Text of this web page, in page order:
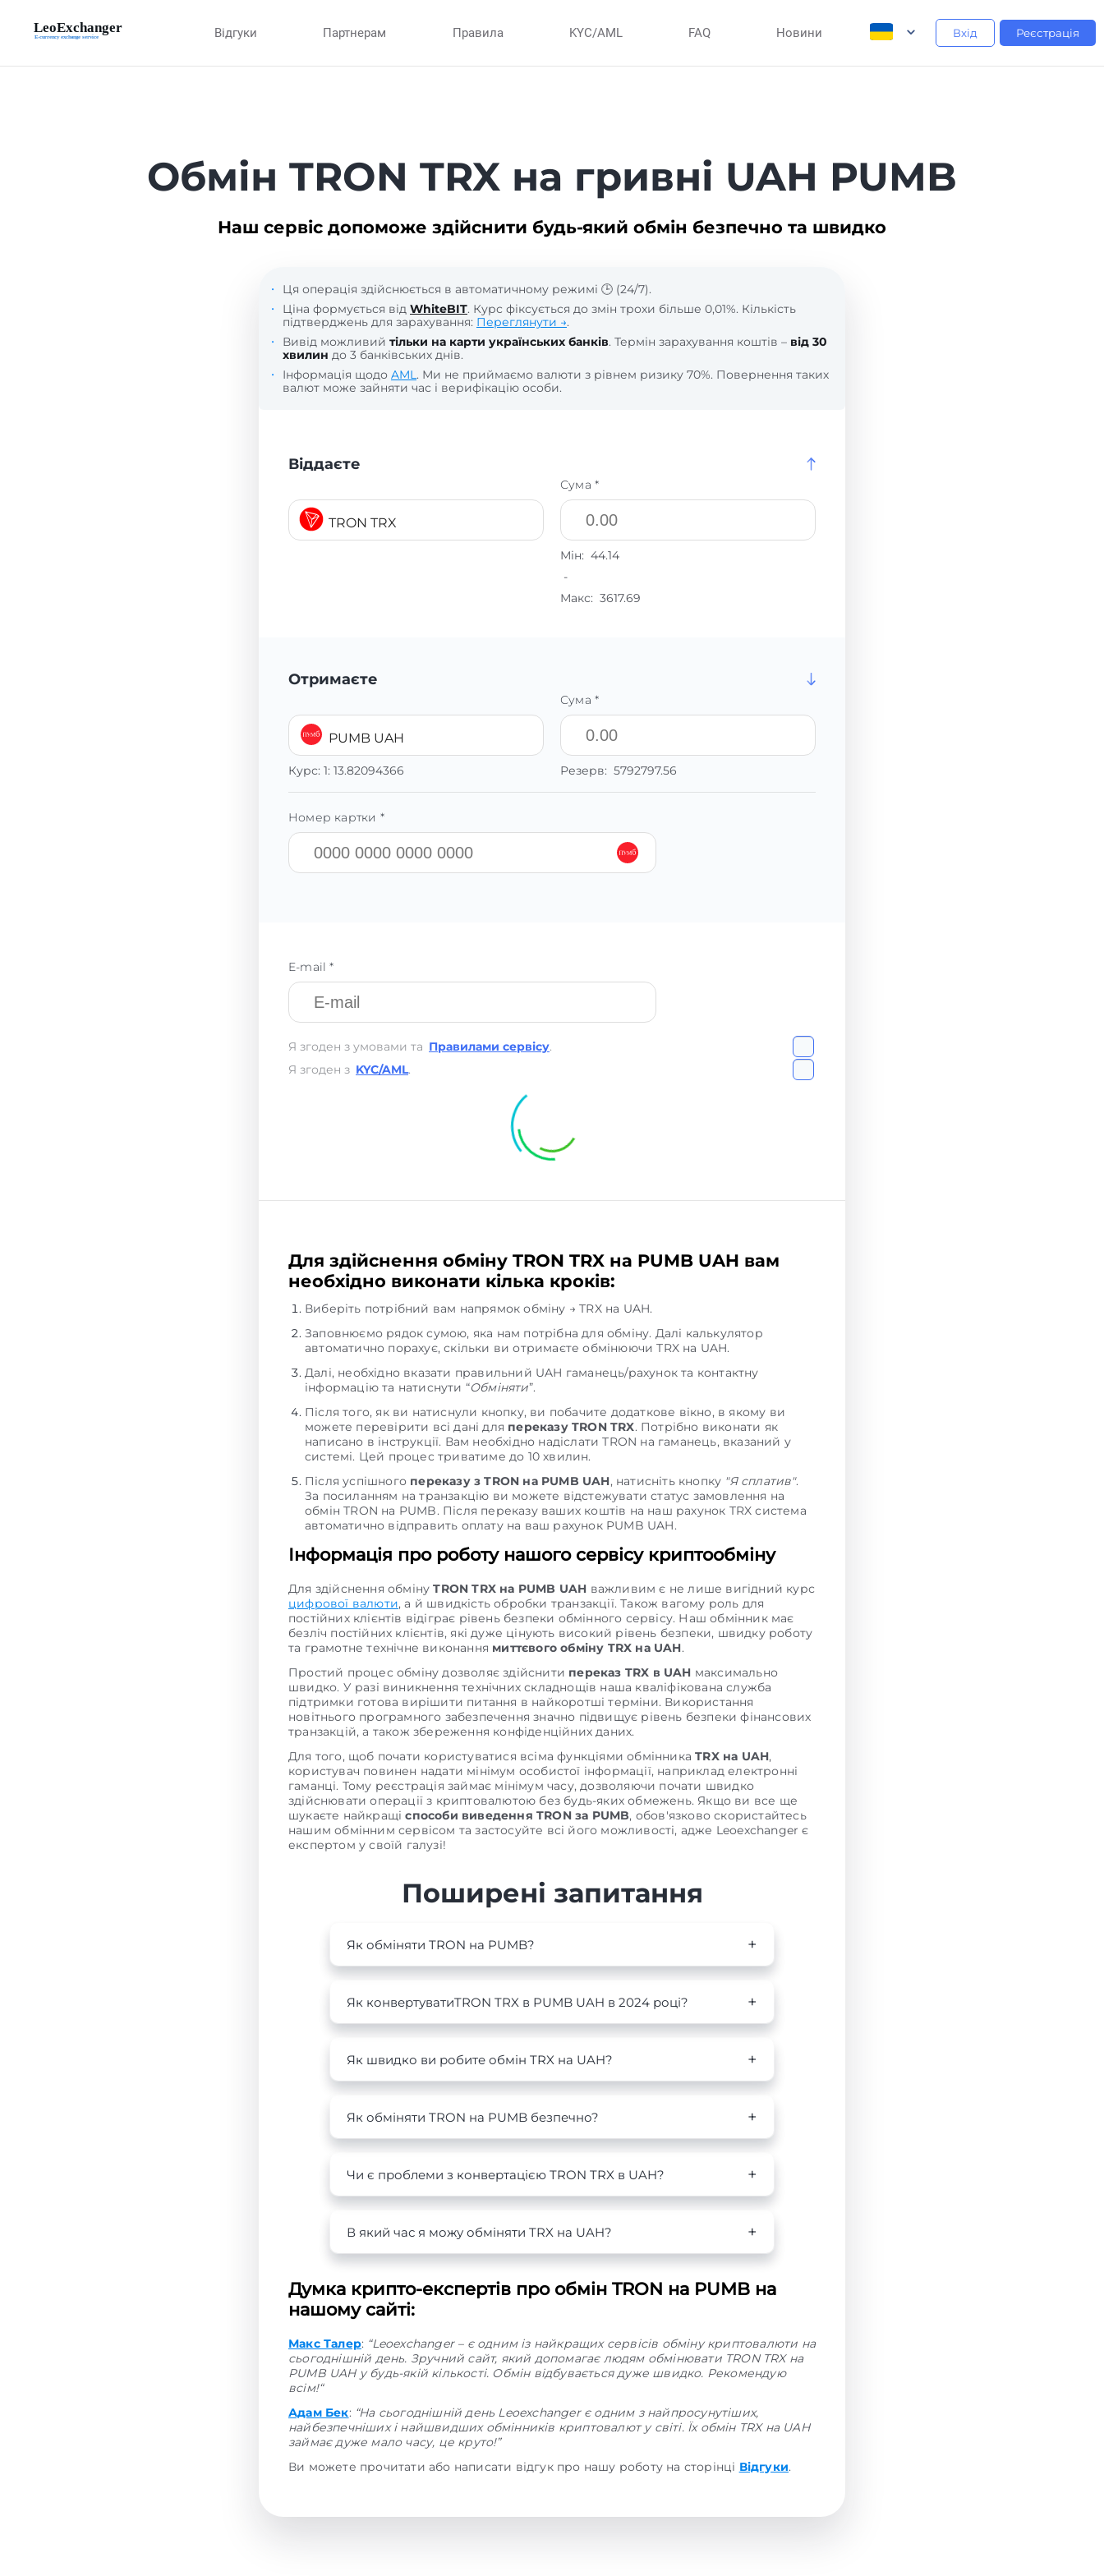
Відгуки Партнерам Правила KYC/AML FAQ Новини Вхід Реєстрація
Обмін TRON TRX на гривні UAH PUMB
Наш сервіс допоможе здійснити будь-який обмін безпечно та швидко
Ця операція здійснюється в автоматичному режимі 🕒 (24/7).
Ціна формується від WhiteBIT. Курс фіксується до змін трохи більше 0,01%. Кількість
підтверджень для зарахування: Переглянути →.
Вивід можливий тільки на карти українських банків. Термін зарахування коштів – від 30
хвилин до 3 банківських днів.
Інформація щодо AML. Ми не приймаємо валюти з рівнем ризику 70%. Повернення таких
валют може зайняти час і верифікацію особи.
Віддаєте
TRON TRX
Сума *
Мін: 44.14
-
Макс: 3617.69
Отримаєте
PUMB UAH
Курс: 1: 13.82094366
Сума *
Резерв: 5792797.56
Номер картки *
E-mail *
Я згоден з умовами та Правилами сервісу.
Я згоден з KYC/AML.
Для здійснення обміну TRON TRX на PUMB UAH вам
необхідно виконати кілька кроків:
Виберіть потрібний вам напрямок обміну → TRX на UAH.
Заповнюємо рядок сумою, яка нам потрібна для обміну. Далі калькулятор
автоматично порахує, скільки ви отримаєте обмінюючи TRX на UAH.
Далі, необхідно вказати правильний UAH гаманець/рахунок та контактну
інформацію та натиснути “Обміняти”.
Після того, як ви натиснули кнопку, ви побачите додаткове вікно, в якому ви
можете перевірити всі дані для переказу TRON TRX. Потрібно виконати як
написано в інструкції. Вам необхідно надіслати TRON на гаманець, вказаний у
системі. Цей процес триватиме до 10 хвилин.
Після успішного переказу з TRON на PUMB UAH, натисніть кнопку "Я сплатив".
За посиланням на транзакцію ви можете відстежувати статус замовлення на
обмін TRON на PUMB. Після переказу ваших коштів на наш рахунок TRX система
автоматично відправить оплату на ваш рахунок PUMB UAH.
Інформація про роботу нашого сервісу криптообміну
Для здійснення обмінуTRON TRX на PUMB UAH важливим є не лише вигідний курс
цифрової валюти, а й швидкість обробки транзакції. Також вагому роль для
постійних клієнтів відіграє рівень безпеки обмінного сервісу. Наш обмінник має
безліч постійних клієнтів, які дуже цінують високий рівень безпеки, швидку роботу
та грамотне технічне виконання миттєвого обміну TRX на UAH.
Простий процес обміну дозволяє здійснити переказ TRX в UAH максимально
швидко. У разі виникнення технічних складнощів наша кваліфікована служба
підтримки готова вирішити питання в найкоротші терміни. Використання
новітнього програмного забезпечення значно підвищує рівень безпеки фінансових
транзакцій, а також збереження конфіденційних даних.
Для того, щоб почати користуватися всіма функціями обмінникаTRX на UAH,
користувач повинен надати мінімум особистої інформації, наприклад електронні
гаманці. Тому реєстрація займає мінімум часу, дозволяючи почати швидко
здійснювати операції з криптовалютою без будь-яких обмежень. Якщо ви все ще
шукаєте найкращіспособи виведення TRON за PUMB, обов'язково скористайтесь
нашим обмінним сервісом та застосуйте всі його можливості, адже Leoexchanger є
експертом у своїй галузі!
Поширені запитання
Як обміняти TRON на PUMB?
Як конвертуватиTRON TRX в PUMB UAH в 2024 році?
Як швидко ви робите обмін TRX на UAH?
Як обміняти TRON на PUMB безпечно?
Чи є проблеми з конвертацією TRON TRX в UAH?
В який час я можу обміняти TRX на UAH?
Думка крипто-експертів про обмін TRON на PUMB на
нашому сайті:
Макс Талер: “Leoexchanger – є одним із найкращих сервісів обміну криптовалюти на
сьогоднішній день. Зручний сайт, який допомагає людям обмінювати TRON TRX на
PUMB UAH у будь-якій кількості. Обмін відбувається дуже швидко. Рекомендую
всім!“
Адам Бек: “На сьогоднішній день Leoexchanger є одним з найпросунутіших,
найбезпечніших і найшвидших обмінників криптовалют у світі. Їх обмін TRX на UAH
займає дуже мало часу, це круто!”
Ви можете прочитати або написати відгук про нашу роботу на сторінці Відгуки.